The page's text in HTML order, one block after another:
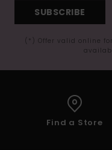
SUBSCRIBE
(*) Offer valid online
Find a Store